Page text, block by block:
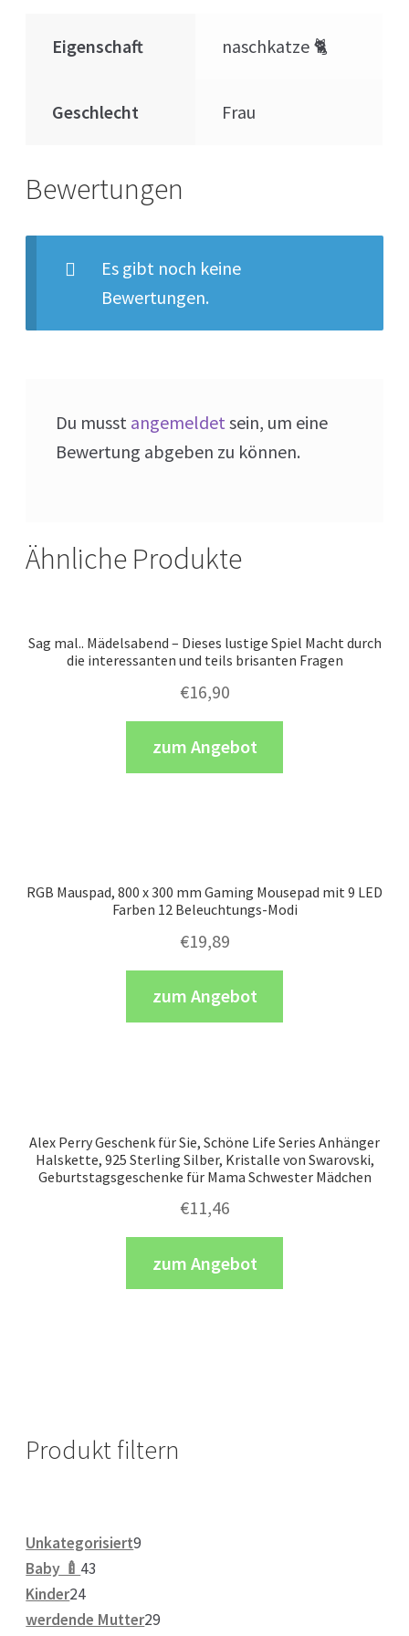
Eigenschaft naschkatze 🐈
Geschlecht Frau
Bewertungen
Es gibt noch keine
Bewertungen.
Du musst angemeldet sein, um eine
Bewertung abgeben zu können.
Ähnliche Produkte
Sag mal.. Mädelsabend – Dieses lustige Spiel Macht durch
die interessanten und teils brisanten Fragen
€16,90
zum Angebot
RGB Mauspad, 800 x 300 mm Gaming Mousepad mit 9 LED
Farben 12 Beleuchtungs-Modi
€19,89
zum Angebot
Alex Perry Geschenk für Sie, Schöne Life Series Anhänger
Halskette, 925 Sterling Silber, Kristalle von Swarovski,
Geburtstagsgeschenke für Mama Schwester Mädchen
€11,46
zum Angebot
Produkt filtern
Unkategorisiert9
Baby 🍼 43
Kinder2424
Produkte
werdende Mutter29